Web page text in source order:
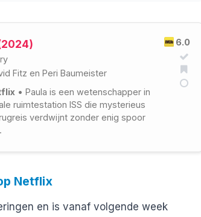
6.0
Fitz en Peri Baumeister
• Paula is een wetenschapper in
ruimtestation ISS die mysterieus
verdwijnt zonder enig spoor
Netflix
en is vanaf volgende week